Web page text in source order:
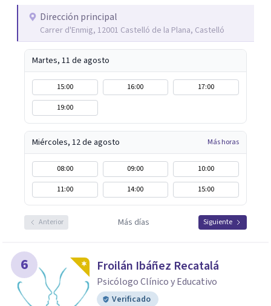
estar bien y sentirte más libre en tu vida cotidiana
Dirección principal
Carrer d'Enmig, 12001 Castelló de la Plana, Castelló
Martes, 11 de agosto
15:00 16:00
17:00
19:00
Miércoles, 12 de agosto Más horas
08:00 09:00
10:00
11:00
14:00 15:00
Anterior Más días Siguiente
6 Froilán Ibáñez Recatalá
Psicólogo Clínico y Educativo
Verificado